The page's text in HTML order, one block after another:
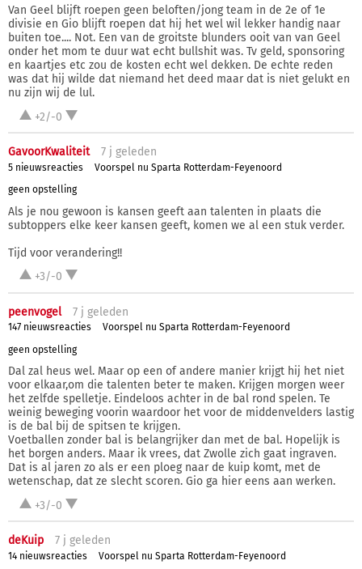
Van Geel blijft roepen geen beloften/jong team in de 2e of 1e
divisie en Gio blijft roepen dat hij het wel wil lekker handig naar
buiten toe.... Not. Een van de groitste blunders ooit van van Geel
onder het mom te duur wat echt bullshit was. Tv geld, sponsoring
en kaartjes etc zou de kosten echt wel dekken. De echte reden
was dat hij wilde dat niemand het deed maar dat is niet gelukt en
nu zijn wij de lul.
+2/-0
GavoorKwaliteit 7 j geleden
5 nieuwsreacties
Voorspel nu Sparta Rotterdam-Feyenoord
geen opstelling
Als je nou gewoon is kansen geeft aan talenten in plaats die
subtoppers elke keer kansen geeft, komen we al een stuk verder.
Tijd voor verandering!!
+3/-0
peenvogel 7 j geleden
147 nieuwsreacties
Voorspel nu Sparta Rotterdam-Feyenoord
geen opstelling
Dal zal heus wel. Maar op een of andere manier krijgt hij het niet
voor elkaar,om die talenten beter te maken. Krijgen morgen weer
het zelfde spelletje. Eindeloos achter in de bal rond spelen. Te
weinig beweging voorin waardoor het voor de middenvelders lastig
is de bal bij de spitsen te krijgen.
Voetballen zonder bal is belangrijker dan met de bal. Hopelijk is
het borgen anders. Maar ik vrees, dat Zwolle zich gaat ingraven.
Dat is al jaren zo als er een ploeg naar de kuip komt, met de
wetenschap, dat ze slecht scoren. Gio ga hier eens aan werken.
+3/-0
deKuip 7 j geleden
14 nieuwsreacties
Voorspel nu Sparta Rotterdam-Feyenoord